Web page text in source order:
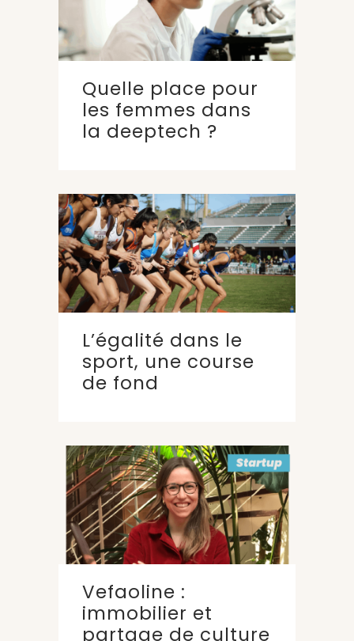
Quelle place pour
les femmes dans
la deeptech ?
L’égalité dans le
sport, une course
de fond
Vefaoline :
immobilier et
partage de culture